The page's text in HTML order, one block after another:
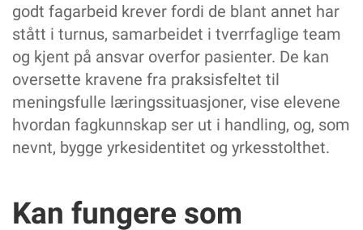
godt fagarbeid krever fordi de blant annet har
stått i turnus, samarbeidet i tverrfaglige team
og kjent på ansvar overfor pasienter. De kan
oversette kravene fra praksisfeltet til
meningsfulle læringssituasjoner, vise elevene
hvordan fagkunnskap ser ut i handling, og, som
nevnt, bygge yrkesidentitet og yrkesstolthet.
Kan fungere som